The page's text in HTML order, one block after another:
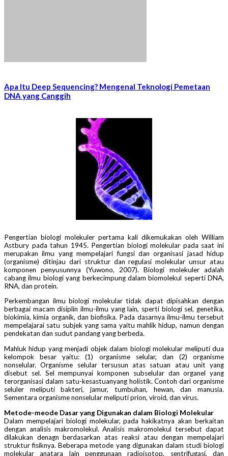
Apa Itu Deep Sequencing? Mengenal Teknologi Pemetaan
DNA yang Canggih
Pengertian biologi molekuler pertama kali dikemukakan oleh William
Astbury pada tahun 1945. Pengertian biologi molekular pada saat ini
merupakan ilmu yang mempelajari fungsi dan organisasi jasad hidup
(organisme) ditinjau dari struktur dan regulasi molekular unsur atau
komponen penyusunnya (Yuwono, 2007). Biologi molekuler adalah
cabang ilmu biologi yang berkecimpung dalam biomolekul seperti DNA,
RNA, dan protein.
Perkembangan ilmu biologi molekular tidak dapat dipisahkan dengan
berbagai macam disiplin ilmu-ilmu yang lain, sperti biologi sel, genetika,
biokimia, kimia organik, dan biofisika. Pada dasarnya ilmu-ilmu tersebut
mempelajarai satu subjek yang sama yaitu mahlik hidup, namun dengan
pendekatan dan sudut pandang yang berbeda.
Mahluk hidup yang menjadi objek dalam biologi molekular meliputi dua
kelompok besar yaitu: (1) organisme selular, dan (2) organisme
nonselular. Organisme selular tersusun atas satuan atau unit yang
disebut sel. Sel mempunyai komponen subselular dan organel yang
terorganisasi dalam satu-kesastuanyang holistik. Contoh dari organisme
seluler meliputi bakteri, jamur, tumbuhan, hewan, dan manusia.
Sementara organisme nonselular meliputi prion, viroid, dan virus.
Metode-meode Dasar yang Digunakan dalam Biologi Molekular
Dalam mempelajari biologi molekular, pada hakikatnya akan berkaitan
dengan analisis makromolekul. Analisis makromolekul tersebut dapat
dilakukan denagn berdasarkan atas reaksi atau dengan mempelajari
struktur fisiknya. Beberapa metode yang digunakan dalam studi biologi
molekular anatara lain penggunaan radioisotop, sentrifugasi, dan